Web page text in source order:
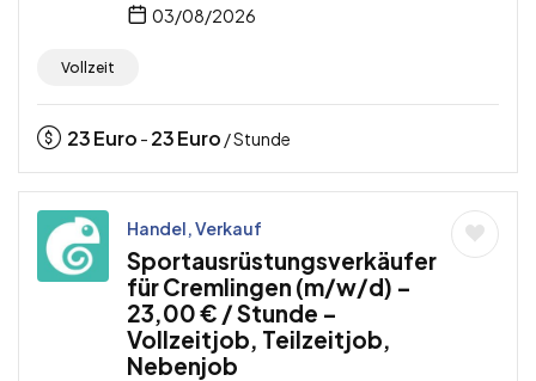
03/08/2026
Vollzeit
23Euro - 23Euro / Stunde
Handel, Verkauf
Sportausrüstungsverkäufer
für Cremlingen (m/w/d) –
23,00 € / Stunde –
Vollzeitjob, Teilzeitjob,
Nebenjob